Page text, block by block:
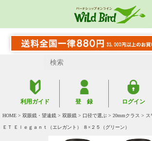
利用ガイド 登 録 ログイン
HOME > 双眼鏡・望遠鏡 > 双眼鏡 > 口径で選ぶ > 20mmクラス > ス
ＥＴ Ｅｌｅｇａｎｔ（エレガント） ８×２５（グリーン）